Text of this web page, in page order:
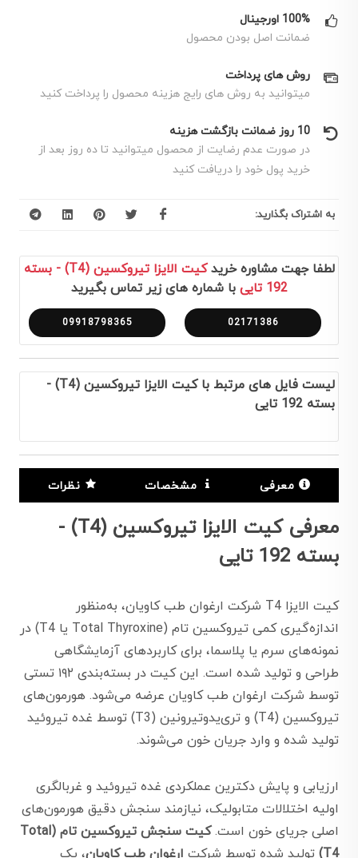
100% اورجینال
ضمانت اصل بودن محصول
روش های پرداخت
میتوانید به روش های رایج هزینه محصول را پرداخت کنید
10 روز ضمانت بازگشت هزینه
در صورت عدم رضایت از محصول میتوانید تا ده روز بعد از
خرید پول خود را دریافت کنید
به اشتراک بگذارید:
لطفا جهت مشاوره خرید
کیت الایزا تیروکسین (T4) - بسته
192 تایی
با شماره های زیر تماس بگیرید
02171386
09918798365
لیست فایل های مرتبط با کیت الایزا تیروکسین (T4) -
بسته 192 تایی
معرفی مشخصات نظرات
معرفی کیت الایزا تیروکسین (T4) -
بسته 192 تایی
کیت الایزا T4 شرکت ارغوان طب کاویان، به‌منظور
اندازه‌گیری کمی تیروکسین تام (Total Thyroxine یا T4) در
نمونه‌های سرم یا پلاسما، برای کاربردهای آزمایشگاهی
طراحی و تولید شده است. این کیت در بسته‌بندی ۱۹۲ تستی
توسط شرکت ارغوان طب کاویان عرضه می‌شود. هورمون‌های
تیروکسین (T4) و تری‌یدوتیرونین (T3) توسط غده تیروئید
تولید شده و وارد جریان خون می‌شوند.
ارزیابی و پایش دکترین عملکردی غده تیروئید و غربالگری
اولیه اختلالات متابولیک، نیازمند سنجش دقیق هورمون‌های
اصلی جریای خون است.
کیت سنجش تیروکسین تام (Total
T4) تولید شده توسط شرکت ارغوان طب کاویان، یک